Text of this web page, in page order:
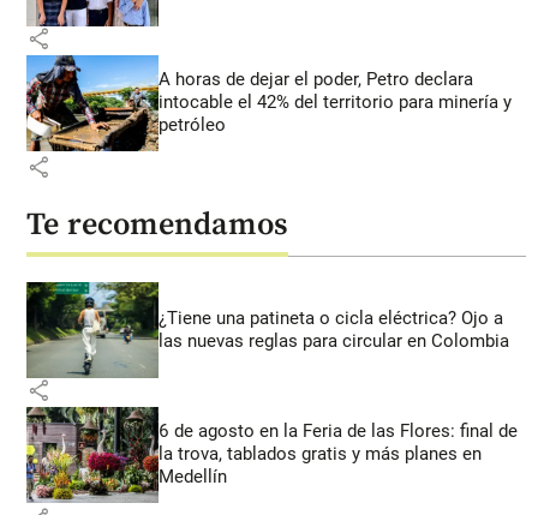
share
A horas de dejar el poder, Petro declara
intocable el 42% del territorio para minería y
petróleo
share
Te recomendamos
¿Tiene una patineta o cicla eléctrica? Ojo a
las nuevas reglas para circular en Colombia
share
6 de agosto en la Feria de las Flores: final de
la trova, tablados gratis y más planes en
Medellín